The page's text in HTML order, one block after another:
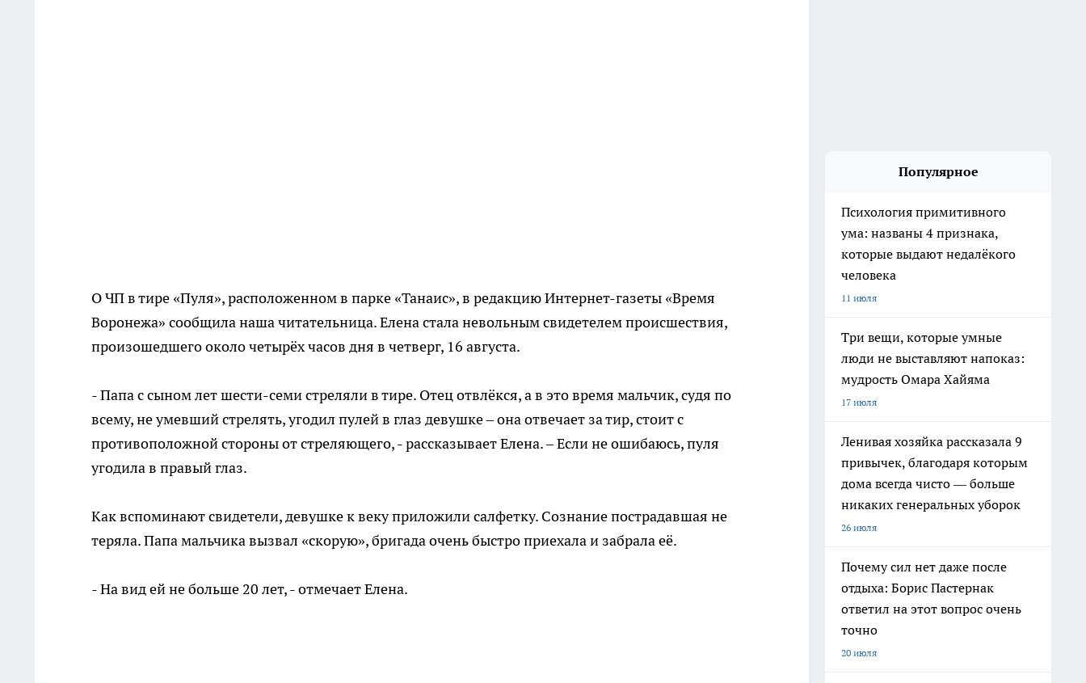
О ЧП в тире «Пуля», расположенном в парке «Танаис», в редакцию Интернет-газеты «Время
Воронежа» сообщила наша читательница. Елена стала невольным свидетелем происшествия,
произошедшего около четырёх часов дня в четверг, 16 августа.
- Папа с сыном лет шести-семи стреляли в тире. Отец отвлёкся, а в это время мальчик, судя по
всему, не умевший стрелять, угодил пулей в глаз девушке – она отвечает за тир, стоит с
противоположной стороны от стреляющего, - рассказывает Елена. – Если не ошибаюсь, пуля
угодила в правый глаз.
Как вспоминают свидетели, девушке к веку приложили салфетку. Сознание пострадавшая не
теряла. Папа мальчика вызвал «скорую», бригада очень быстро приехала и забрала её.
- На вид ей не больше 20 лет, - отмечает Елена.
Популярное
Психология примитивного
ума: названы 4 признака,
которые выдают недалёкого
человека
11 июля
Три вещи, которые умные
люди не выставляют напоказ:
мудрость Омара Хайяма
17 июля
Ленивая хозяйка рассказала 9
привычек, благодаря которым
дома всегда чисто — больше
никаких генеральных уборок
26 июля
Почему сил нет даже после
отдыха: Борис Пастернак
ответил на этот вопрос очень
точно
20 июля